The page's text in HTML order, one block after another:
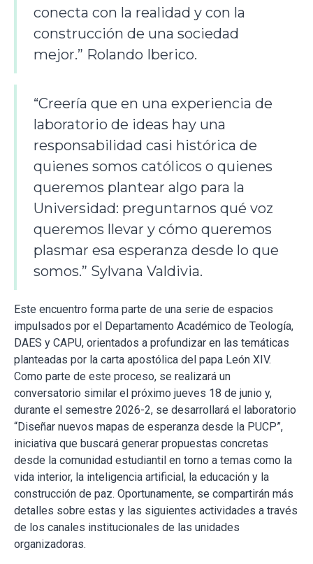
conecta con la realidad y con la
construcción de una sociedad
mejor.” Rolando Iberico.
“Creería que en una experiencia de
laboratorio de ideas hay una
responsabilidad casi histórica de
quienes somos católicos o quienes
queremos plantear algo para la
Universidad: preguntarnos qué voz
queremos llevar y cómo queremos
plasmar esa esperanza desde lo que
somos.” Sylvana Valdivia.
Este encuentro forma parte de una serie de espacios
impulsados por el Departamento Académico de Teología,
DAES y CAPU, orientados a profundizar en las temáticas
planteadas por la carta apostólica del papa León XIV.
Como parte de este proceso, se realizará un
conversatorio similar el próximo jueves 18 de junio y,
durante el semestre 2026-2, se desarrollará el laboratorio
“Diseñar nuevos mapas de esperanza desde la PUCP”,
iniciativa que buscará generar propuestas concretas
desde la comunidad estudiantil en torno a temas como la
vida interior, la inteligencia artificial, la educación y la
construcción de paz. Oportunamente, se compartirán más
detalles sobre estas y las siguientes actividades a través
de los canales institucionales de las unidades
organizadoras.